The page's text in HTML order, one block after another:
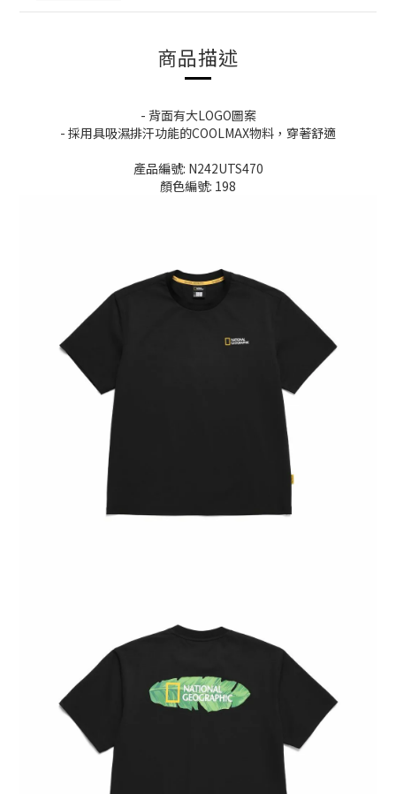
商品描述
- 背面有大LOGO圖案
- 採用具吸濕排汗功能的COOLMAX物料，穿著舒適
產品編號: N242UTS470
顏色編號: 198